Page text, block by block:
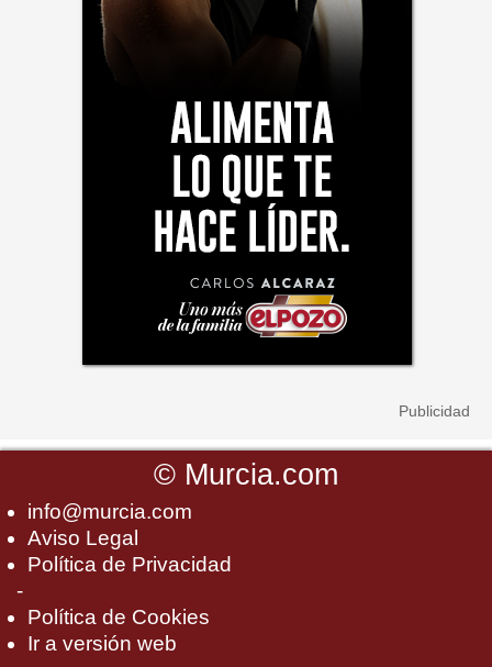
© Murcia.com
info@murcia.com
Aviso Legal
Política de Privacidad
-
Política de Cookies
Ir a versión web